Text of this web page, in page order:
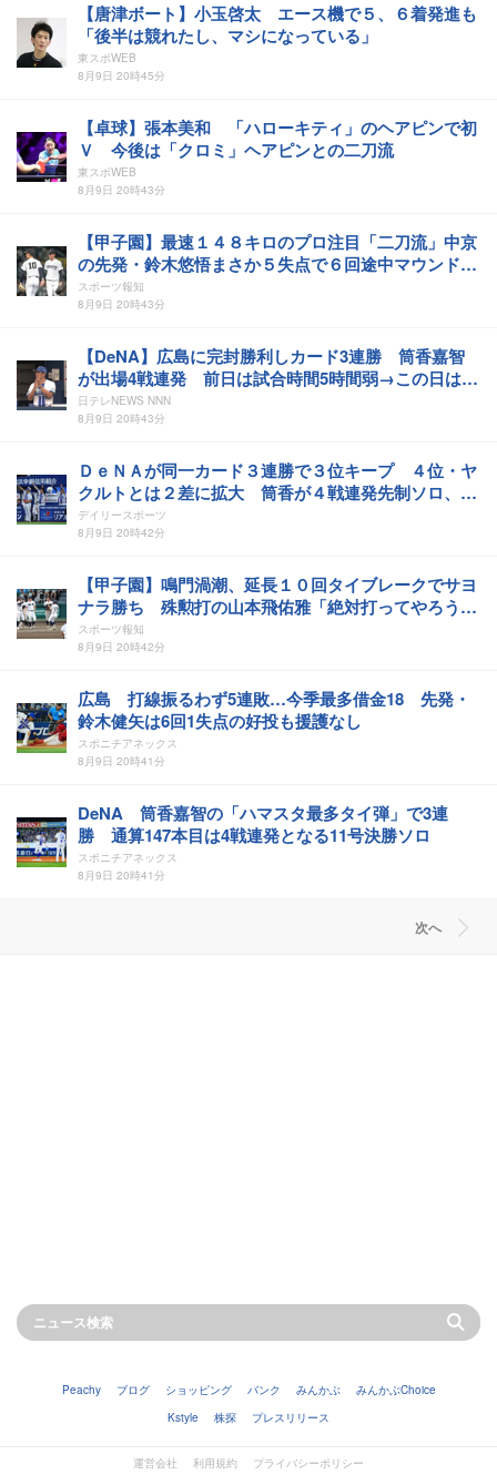
【唐津ボート】小玉啓太 エース機で５、６着発進も
「後半は競れたし、マシになっている」
東スポWEB
8月9日 20時45分
【卓球】張本美和 「ハローキティ」のヘアピンで初
Ｖ 今後は「クロミ」ヘアピンとの二刀流
東スポWEB
8月9日 20時43分
【甲子園】最速１４８キロのプロ注目「二刀流」中京
の先発・鈴木悠悟まさか５失点で６回途中マウンド降
りる
スポーツ報知
8月9日 20時43分
【DeNA】広島に完封勝利しカード3連勝 筒香嘉智
が出場4戦連発 前日は試合時間5時間弱→この日は2
時間台 8月7勝1敗と好調
日テレNEWS NNN
8月9日 20時43分
ＤｅＮＡが同一カード３連勝で３位キープ ４位・ヤ
クルトとは２差に拡大 筒香が４戦連発先制ソロ、片
山は今季２勝目
デイリースポーツ
8月9日 20時42分
【甲子園】鳴門渦潮、延長１０回タイブレークでサヨ
ナラ勝ち 殊勲打の山本飛佑雅「絶対打ってやろう
と…」
スポーツ報知
8月9日 20時42分
広島 打線振るわず5連敗…今季最多借金18 先発・
鈴木健矢は6回1失点の好投も援護なし
スポニチアネックス
8月9日 20時41分
DeNA 筒香嘉智の「ハマスタ最多タイ弾」で3連
勝 通算147本目は4戦連発となる11号決勝ソロ
スポニチアネックス
8月9日 20時41分
次へ
Peachy ブログ ショッピング バンク みんかぶ
みんかぶChoice
Kstyle
株探 プレスリリース
運営会社 利用規約 プライバシーポリシー